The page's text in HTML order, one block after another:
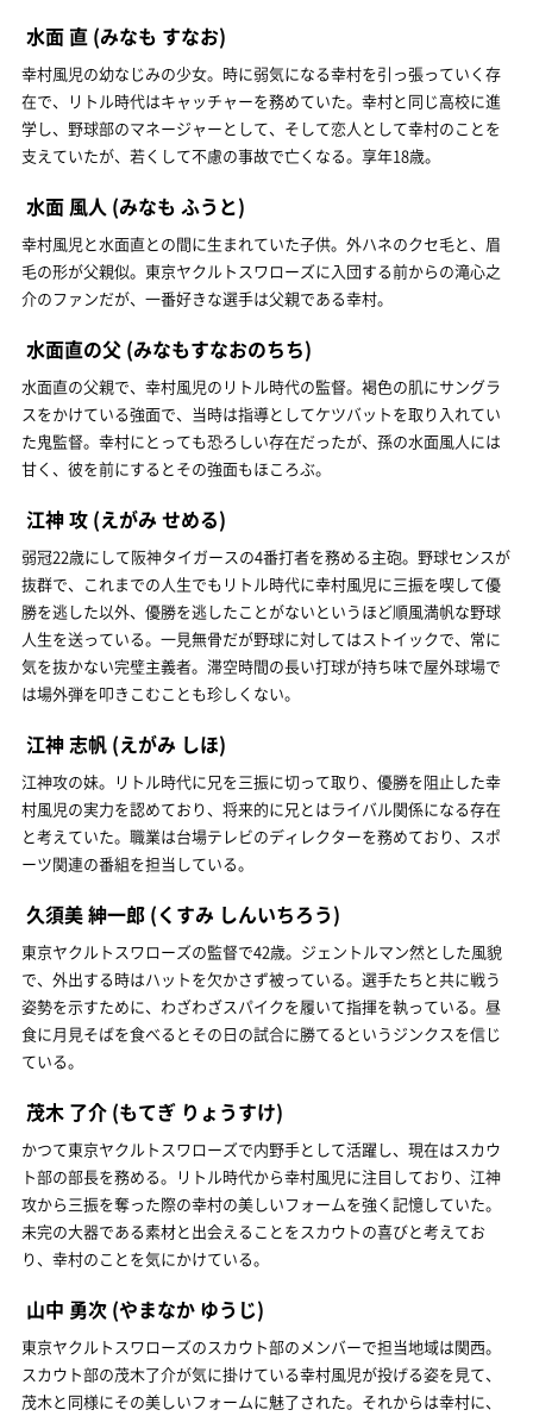
水面 直 (みなも すなお)
幸村風児の幼なじみの少女。時に弱気になる幸村を引っ張っていく存
在で、リトル時代はキャッチャーを務めていた。幸村と同じ高校に進
学し、野球部のマネージャーとして、そして恋人として幸村のことを
支えていたが、若くして不慮の事故で亡くなる。享年18歳。
水面 風人 (みなも ふうと)
幸村風児と水面直との間に生まれていた子供。外ハネのクセ毛と、眉
毛の形が父親似。東京ヤクルトスワローズに入団する前からの滝心之
介のファンだが、一番好きな選手は父親である幸村。
水面直の父 (みなもすなおのちち)
水面直の父親で、幸村風児のリトル時代の監督。褐色の肌にサングラ
スをかけている強面で、当時は指導としてケツバットを取り入れてい
た鬼監督。幸村にとっても恐ろしい存在だったが、孫の水面風人には
甘く、彼を前にするとその強面もほころぶ。
江神 攻 (えがみ せめる)
弱冠22歳にして阪神タイガースの4番打者を務める主砲。野球センスが
抜群で、これまでの人生でもリトル時代に幸村風児に三振を喫して優
勝を逃した以外、優勝を逃したことがないというほど順風満帆な野球
人生を送っている。一見無骨だが野球に対してはストイックで、常に
気を抜かない完璧主義者。滞空時間の長い打球が持ち味で屋外球場で
は場外弾を叩きこむことも珍しくない。
江神 志帆 (えがみ しほ)
江神攻の妹。リトル時代に兄を三振に切って取り、優勝を阻止した幸
村風児の実力を認めており、将来的に兄とはライバル関係になる存在
と考えていた。職業は台場テレビのディレクターを務めており、スポ
ーツ関連の番組を担当している。
久須美 紳一郎 (くすみ しんいちろう)
東京ヤクルトスワローズの監督で42歳。ジェントルマン然とした風貌
で、外出する時はハットを欠かさず被っている。選手たちと共に戦う
姿勢を示すために、わざわざスパイクを履いて指揮を執っている。昼
食に月見そばを食べるとその日の試合に勝てるというジンクスを信じ
ている。
茂木 了介 (もてぎ りょうすけ)
かつて東京ヤクルトスワローズで内野手として活躍し、現在はスカウ
ト部の部長を務める。リトル時代から幸村風児に注目しており、江神
攻から三振を奪った際の幸村の美しいフォームを強く記憶していた。
未完の大器である素材と出会えることをスカウトの喜びと考えてお
り、幸村のことを気にかけている。
山中 勇次 (やまなか ゆうじ)
東京ヤクルトスワローズのスカウト部のメンバーで担当地域は関西。
スカウト部の茂木了介が気に掛けている幸村風児が投げる姿を見て、
茂木と同様にその美しいフォームに魅了された。それからは幸村に、